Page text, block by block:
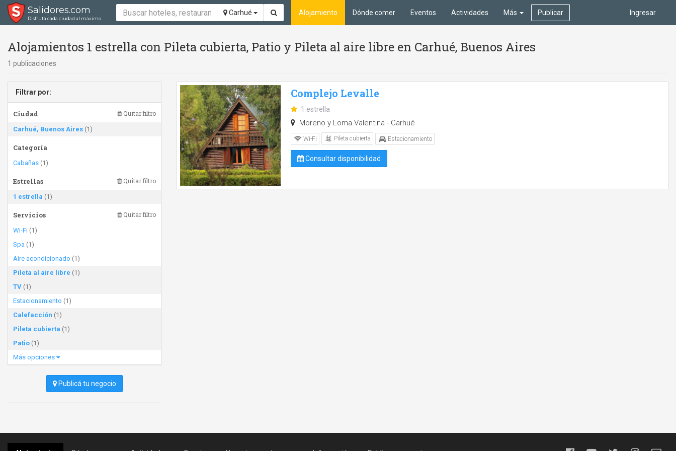
Salidores.com
Disfrutá cada ciudad al máximo
Carhué Ingresar
Alojamiento Dónde comer Eventos Actividades Más Publicar
Alojamientos 1 estrella con Pileta cubierta, Patio y Pileta al aire libre en Carhué, Buenos Aires
1 publicaciones
Filtrar por:
Ciudad Quitar filtro
Carhué, Buenos Aires (1)
Categoría
Cabañas (1)
Estrellas Quitar filtro
1 estrella (1)
Servicios Quitar filtro
Wi-Fi (1)
Spa (1)
Aire acondicionado (1)
Pileta al aire libre (1)
TV (1)
Estacionamiento (1)
Calefacción (1)
Pileta cubierta (1)
Patio (1)
Más opciones
Publicá tu negocio
Complejo Levalle
1 estrella
Moreno y Loma Valentina - Carhué
Wi-Fi Pileta cubierta Estacionamiento
Consultar disponibilidad